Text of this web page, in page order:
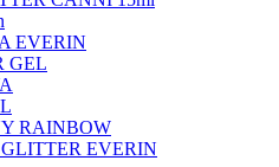
EVERIN
GEL
RAINBOW
EVERIN